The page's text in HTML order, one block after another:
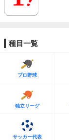
種目一覧
プロ野球
独立リーグ
サッカー代表